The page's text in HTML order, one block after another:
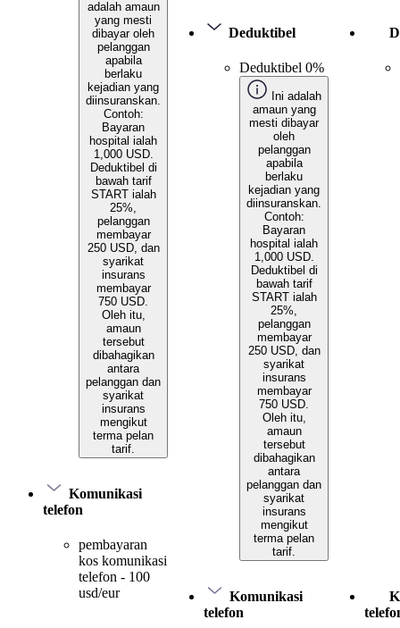
adalah amaun
yang mesti
dibayar oleh
pelanggan
apabila
berlaku
kejadian yang
diinsuranskan.
Contoh:
Bayaran
hospital ialah
1,000 USD.
Deduktibel di
bawah tarif
START ialah
25%,
pelanggan
membayar
250 USD, dan
syarikat
insurans
membayar
750 USD.
Oleh itu,
amaun
tersebut
dibahagikan
antara
pelanggan dan
syarikat
insurans
mengikut
terma pelan
tarif.
Komunikasi
telefon
pembayaran
kos komunikasi
telefon - 100
usd/eur
Deduktibel
Deduktibel 0%
Ini adalah
amaun yang
mesti dibayar
oleh
pelanggan
apabila
berlaku
kejadian yang
diinsuranskan.
Contoh:
Bayaran
hospital ialah
1,000 USD.
Deduktibel di
bawah tarif
START ialah
25%,
pelanggan
membayar
250 USD, dan
syarikat
insurans
membayar
750 USD.
Oleh itu,
amaun
tersebut
dibahagikan
antara
pelanggan dan
syarikat
insurans
mengikut
terma pelan
tarif.
Komunikasi
telefon